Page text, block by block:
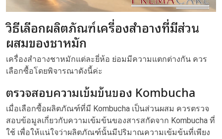
วิธีเลือกผลิตภัณฑ์เครื่องสำอางที่มีส่วน
ผสมของชาหมัก
เครื่องสำอางชาหมักแต่ละยี่ห้อ ย่อมมีความแตกต่างกัน ควร
เลือกซื้อโดยพิจารณาดังนี้ค่ะ
ตรวจสอบความเข้มข้นของ Kombucha
เมื่อเลือกซื้อผลิตภัณฑ์ที่มี Kombucha เป็นส่วนผสม ควรตรวจ
สอบข้อมูลเกี่ยวกับความเข้มข้นของสารสกัดจาก Kombucha ที่
ใช้ เพื่อให้แน่ใจว่าผลิตภัณฑ์นั้นมีปริมาณความเข้มข้นที่เพียง